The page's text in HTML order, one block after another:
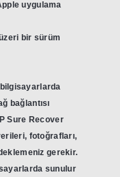
uygulama
bir sürüm
bağlantısı
Sure Recover
fotoğrafları,
gerekir.
sunulur